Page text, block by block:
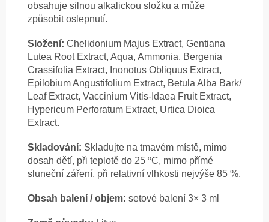
obsahuje silnou alkalickou složku a může
způsobit oslepnutí.
Složení: Chelidonium Majus Extract, Gentiana
Lutea Root Extract, Aqua, Ammonia, Bergenia
Crassifolia Extract, Inonotus Obliquus Extract,
Epilobium Angustifolium Extract, Betula Alba Bark/
Leaf Extract, Vaccinium Vitis-Idaea Fruit Extract,
Hypericum Perforatum Extract, Urtica Dioica
Extract.
Skladování: Skladujte na tmavém místě, mimo
dosah dětí, při teplotě do 25 ºC, mimo přímé
sluneční záření, při relativní vlhkosti nejvýše 85 %.
Obsah balení / objem: setové balení 3× 3 ml